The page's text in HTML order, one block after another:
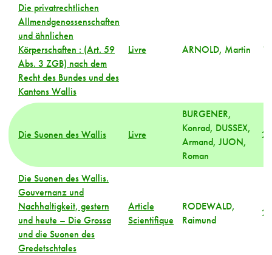
Die privatrechtlichen
Allmendgenossenschaften
und ähnlichen
Körperschaften : (Art. 59
Abs. 3 ZGB) nach dem
Recht des Bundes und des
Kantons Wallis
Livre ARNOLD, Martin
Die Suonen des Wallis Livre
BURGENER,
Konrad, DUSSEX,
Armand, JUON,
Roman
Die Suonen des Wallis.
Gouvernanz und
Nachhaltigkeit, gestern
und heute – Die Grossa
und die Suonen des
Gredetschtales
Article
Scientifique
RODEWALD,
Raimund